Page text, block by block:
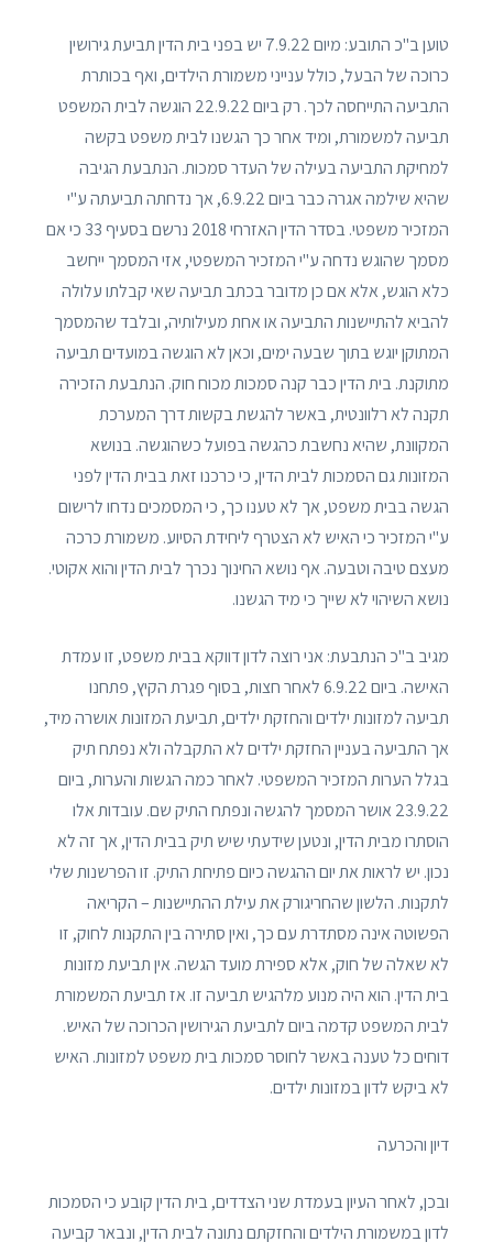
טוען ב"כ התובע: מיום 7.9.22 יש בפני בית הדין תביעת גירושין
כרוכה של הבעל, כולל ענייני משמורת הילדים, ואף בכותרת
התביעה התייחסה לכך. רק ביום 22.9.22 הוגשה לבית המשפט
תביעה למשמורת, ומיד אחר כך הגשנו לבית משפט בקשה
למחיקת התביעה בעילה של העדר סמכות. הנתבעת הגיבה
שהיא שילמה אגרה כבר ביום 6.9.22, אך נדחתה תביעתה ע"י
המזכיר משפטי. בסדר הדין האזרחי 2018 נרשם בסעיף 33 כי אם
מסמך שהוגש נדחה ע"י המזכיר המשפטי, אזי המסמך ייחשב
כלא הוגש, אלא אם כן מדובר בכתב תביעה שאי קבלתו עלולה
להביא להתיישנות התביעה או אחת מעילותיה, ובלבד שהמסמך
המתוקן יוגש בתוך שבעה ימים, וכאן לא הוגשה במועדים תביעה
מתוקנת. בית הדין כבר קנה סמכות מכוח חוק. הנתבעת הזכירה
תקנה לא רלוונטית, באשר להגשת בקשות דרך המערכת
המקוונת, שהיא נחשבת כהגשה בפועל כשהוגשה. בנושא
המזונות גם הסמכות לבית הדין, כי כרכנו זאת בבית הדין לפני
הגשה בבית משפט, אך לא טענו כך, כי המסמכים נדחו לרישום
ע"י המזכיר כי האיש לא הצטרף ליחידת הסיוע. משמורת כרכה
מעצם טיבה וטבעה. אף נושא החינוך נכרך לבית הדין והוא אקוטי.
נושא השיהוי לא שייך כי מיד הגשנו.
מגיב ב"כ הנתבעת: אני רוצה לדון דווקא בבית משפט, זו עמדת
האישה. ביום 6.9.22 לאחר חצות, בסוף פגרת הקיץ, פתחנו
תביעה למזונות ילדים והחזקת ילדים, תביעת המזונות אושרה מיד,
אך התביעה בעניין החזקת ילדים לא התקבלה ולא נפתח תיק
בגלל הערות המזכיר המשפטי. לאחר כמה הגשות והערות, ביום
23.9.22 אושר המסמך להגשה ונפתח התיק שם. עובדות אלו
הוסתרו מבית הדין, ונטען שידעתי שיש תיק בבית הדין, אך זה לא
נכון. יש לראות את יום ההגשה כיום פתיחת התיק. זו הפרשנות שלי
לתקנות. הלשון שהחריגורק את עילת ההתיישנות – הקריאה
הפשוטה אינה מסתדרת עם כך, ואין סתירה בין התקנות לחוק, זו
לא שאלה של חוק, אלא ספירת מועד הגשה. אין תביעת מזונות
בית הדין. הוא היה מנוע מלהגיש תביעה זו. אז תביעת המשמורת
לבית המשפט קדמה ביום לתביעת הגירושין הכרוכה של האיש.
דוחים כל טענה באשר לחוסר סמכות בית משפט למזונות. האיש
לא ביקש לדון במזונות ילדים.
דיון והכרעה
ובכן, לאחר העיון בעמדת שני הצדדים, בית הדין קובע כי הסמכות
לדון במשמורת הילדים והחזקתם נתונה לבית הדין, ונבאר קביעה